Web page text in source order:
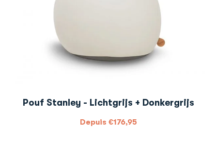
Pouf Stanley - Lichtgrijs + Donkergrijs
Depuis €176,95